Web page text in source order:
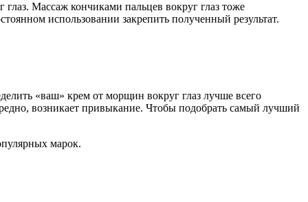
Массаж кончиками пальцев вокруг глаз тоже
использовании закрепить полученный результат.
«ваш» крем от морщин вокруг глаз лучше всего
возникает привыкание. Чтобы подобрать самый лучший
марок.